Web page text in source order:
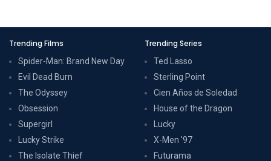
Trending Films
Spider-Man: Brand New Day
Evil Dead Burn
The Odyssey
Obsession
Supergirl
Lucky Strike
The Isolate Thief
Trending Series
Ted Lasso
Sterling Point
Cien Años de Soledad
House of the Dragon
Lucky
X-Men '97
Futurama